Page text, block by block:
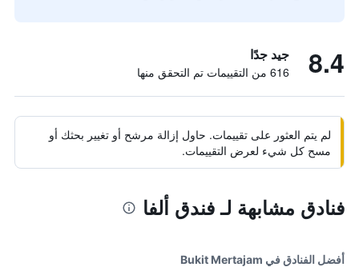
8.4 جيد جدًا
616 من التقييمات تم التحقق منها
لم يتم العثور على تقييمات. حاول إزالة مرشح أو تغيير بحثك أو
مسح كل شيء لعرض التقييمات.
فنادق مشابهة لـ فندق ألفا
أفضل الفنادق في Bukit Mertajam